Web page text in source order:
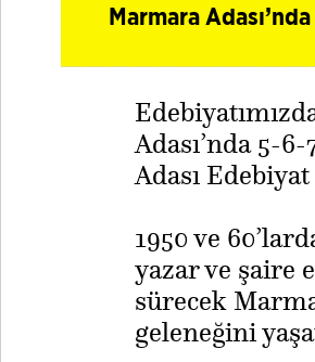
Marmara
Adası’nda 5-
Adası
1950 ve
yazar ve şaire
sürecek
geleneğini